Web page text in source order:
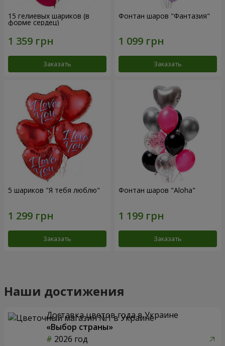
15 гелиевых шариков (в
форме сердец)
Заказать
Фонтан шаров "Фантазия"
Заказать
5 шариков "Я тебя люблю"
Заказать
Фонтан шаров "Aloha"
Заказать
Наши достижения
Доставка цветов года в Украине
«Выбор страны»
2026 год